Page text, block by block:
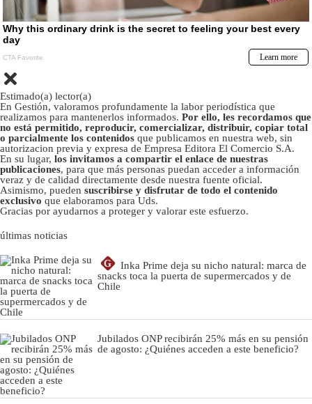
Estimado(a) lector(a)
En Gestión, valoramos profundamente la labor periodística que
realizamos para mantenerlos informados. Por ello, les recordamos que
no está permitido, reproducir, comercializar, distribuir, copiar total
o parcialmente los contenidos que publicamos en nuestra web, sin
autorizacion previa y expresa de Empresa Editora El Comercio S.A.
En su lugar, los invitamos a compartir el enlace de nuestras
publicaciones, para que más personas puedan acceder a información
veraz y de calidad directamente desde nuestra fuente oficial.
Asimismo, pueden suscribirse y disfrutar de todo el contenido
exclusivo que elaboramos para Uds.
Gracias por ayudarnos a proteger y valorar este esfuerzo.
últimas noticias
G
Inka Prime deja su nicho natural: marca de
snacks toca la puerta de supermercados y de
Chile
Jubilados ONP recibirán 25% más en su pensión
de agosto: ¿Quiénes acceden a este beneficio?